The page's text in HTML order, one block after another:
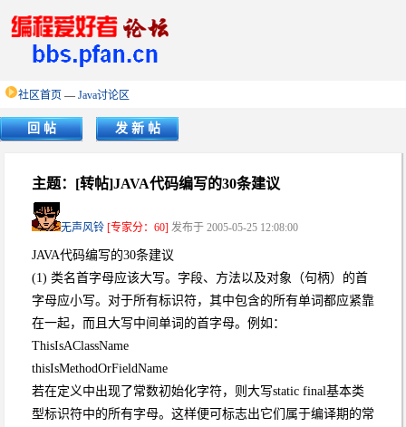
社区首页 — Java讨论区
回 帖 发 新 帖
主题：[转帖]JAVA代码编写的30条建议
无声风铃 [专家分：60] 发布于 2005-05-25 12:08:00
JAVA代码编写的30条建议
(1) 类名首字母应该大写。字段、方法以及对象（句柄）的首
字母应小写。对于所有标识符，其中包含的所有单词都应紧靠
在一起，而且大写中间单词的首字母。例如：
ThisIsAClassName
thisIsMethodOrFieldName
若在定义中出现了常数初始化字符，则大写static final基本类
型标识符中的所有字母。这样便可标志出它们属于编译期的常